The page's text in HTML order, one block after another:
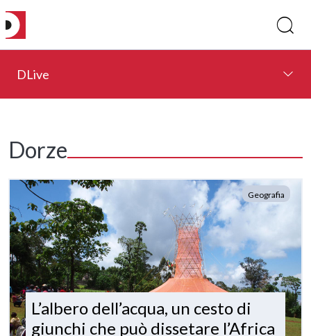
DLive
Dorze
Geografia
L’albero dell’acqua, un cesto di
giunchi che può dissetare l’Africa